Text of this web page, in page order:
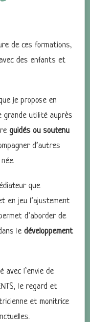
de ces formations,
des enfants et
je propose en
grande utilité auprès
guidés ou soutenu
d’autres
que
en jeu l’ajustement
d’aborder de
le développement
avec l’envie de
le regard et
et monitrice